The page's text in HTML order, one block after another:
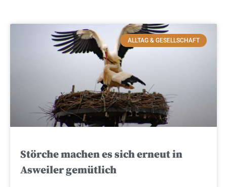
ALLTAG & GESELLSCHAFT
Störche machen es sich erneut in
Asweiler gemütlich